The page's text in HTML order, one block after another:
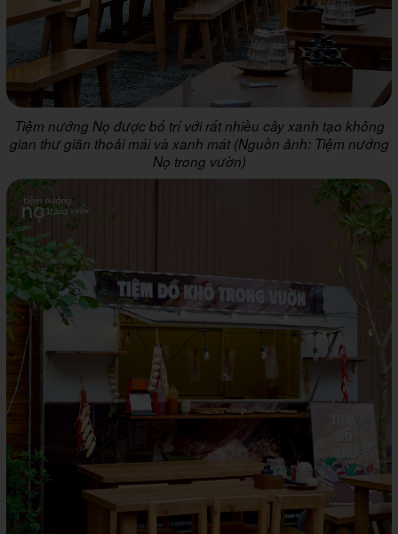
Tiệm nướng Nọ được bố trí với rất nhiều cây xanh tạo không
gian thư giãn thoải mái và xanh mát (Nguồn ảnh: Tiệm nướng
Nọ trong vườn)